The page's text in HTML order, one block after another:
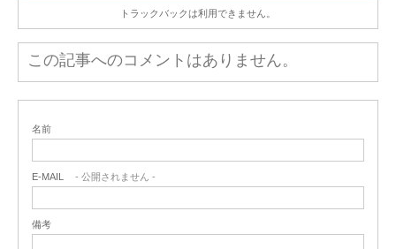
トラックバックは利用できません。
この記事へのコメントはありません。
名前
E-MAIL - 公開されません -
備考